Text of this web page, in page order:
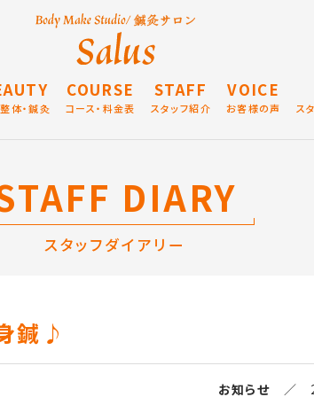
体・鍼灸
COURSE
コース・料金表
STAFF
スタッフ紹介
VOICE
お客様の声 ス
DIARY
スタッフダイアリー
鍼♪
お知らせ ／